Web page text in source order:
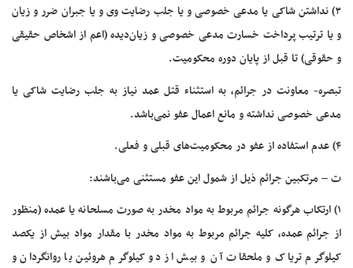
۳) نداشتن شاکی یا مدعی خصوصی و یا جلب رضایت وی و یا جبران ضرر و زیان
و یا ترتیب پرداخت خسارت مدعی خصوصی و زیان‌دیده (اعم از اشخاص حقیقی
و حقوقی) تا قبل از پایان دوره محکومیت.
تبصره- معاونت در جرائم، به استثناء قتل عمد نیاز به جلب رضایت شاکی یا
مدعی خصوصی نداشته و مانع اعمال عفو نمی‌باشد.
۴) عدم استفاده از عفو در محکومیت‌های قبلی و فعلی.
ت – مرتکبین جرائم ذیل از شمول این عفو مستثنی می‌باشند:
۱) ارتکاب هرگونه جرائم مربوط به مواد مخدر به صورت مسلحانه یا عمده (منظور
از جرائم عمده، کلیه جرائم مربوط به مواد مخدر با مقدار مواد بیش از یکصد
کیلوگرم تریاک و ملحقات آن و بیش از دو کیلوگرم هروئین یا روانگردان و